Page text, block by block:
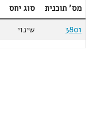
מס' תוכנית סוג יחס
3801
שינוי